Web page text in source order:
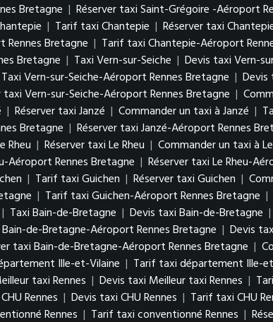
Bretagne | Réserver taxi Saint-Grégoire -Aéroport
| Tarif taxi Chantepie | Réserver taxi
Bretagne | Tarif taxi Chantepie-Aéroport
Bretagne | Taxi Vern-sur-Seiche | Devis taxi Vern-
Taxi Vern-sur-Seiche-Aéroport Rennes Bretagne | Devis
taxi Vern-sur-Seiche-Aéroport Rennes Bretagne |
| Réserver taxi Janzé | Commander un taxi à Janzé |
Bretagne | Réserver taxi Janzé-Aéroport Rennes
Rheu | Réserver taxi Le Rheu | Commander un taxi à
Aéroport Rennes Bretagne | Réserver taxi Le Rheu-
| Tarif taxi Guichen | Réserver taxi Guichen |
| Tarif taxi Guichen-Aéroport Rennes Bretagne |
| Taxi Bain-de-Bretagne | Devis taxi Bain-de-Bretagne |
de-Bretagne-Aéroport Rennes Bretagne | Devis
taxi Bain-de-Bretagne-Aéroport Rennes Bretagne |
Ille-et-Vilaine | Tarif taxi département Ille-
taxi Rennes | Devis taxi Meilleur taxi Rennes |
Rennes | Devis taxi CHU Rennes | Tarif taxi CHU
Rennes | Tarif taxi conventionné Rennes |